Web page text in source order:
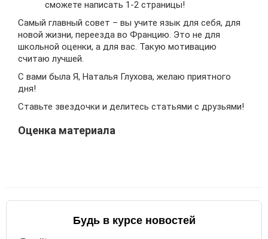
сможете написать 1-2 страницы!
Самый главный совет – вы учите язык для себя, для
новой жизни, переезда во Францию. Это не для
школьной оценки, а для вас. Такую мотивацию
считаю лучшей.
С вами была Я, Наталья Глухова, желаю приятного
дня!
Ставьте звездочки и делитесь статьями с друзьями!
Оценка материала
Будь в курсе новостей